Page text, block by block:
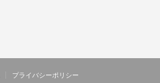
プライバシーポリシー